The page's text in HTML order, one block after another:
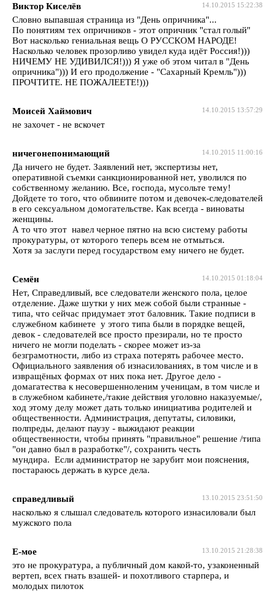
14.10.2015 15:22:38
Виктор Киселёв
Словно выпавшая страница из "День опричника"...
По понятиям тех опричников - этот опричник "стал голый"
Вот насколько гениальная вещь О РУССКОМ НАРОДЕ!
Насколько человек прозорливо увидел куда идёт Россия!)))
НИЧЕМУ НЕ УДИВИЛСЯ!))) Я уже об этом читал в "День
опричника"))) И его продолжение - "Сахарный Кремль")))
ПРОЧТИТЕ. НЕ ПОЖАЛЕЕТЕ!)))
14.10.2015 13:57:29
Моисей Хаймович
не захочет - не вскочет
14.10.2015 11:00:16
ничегонепонимающий
Да ничего не будет. Заявлений нет, экспертизы нет,
оперативной съемки санкционированной нет, уволился по
собственному желанию. Все, господа, мусольте тему!
Дойдете то того, что обвините потом и девочек-следователей
в его сексуальном домогательстве. Как всегда - виноваты
женщины.
А то что этот навел черное пятно на всю систему работы
прокуратуры, от которого теперь всем не отмыться.
Хотя за заслуги перед государством ему ничего не будет.
14.10.2015 01:18:04
Семён
Нет, Справедливый, все следователи женского пола, целое
отделение. Даже шутки у них меж собой были странные -
типа, что сейчас придумает этот баловник. Такие подписи в
служебном кабинете у этого типа были в порядке вещей,
девок - следователей все просто презирали, но те просто
ничего не могли поделать - скорее может из-за
безграмотности, либо из страха потерять рабочее место.
Официального заявления об изнасилованиях, в том числе и в
извращёных формах от них пока нет. Другое дело -
домагатества к несовершенноленим ученицам, в том числе и
в служебном кабинете,/такие действия уголовно наказуемые/,
ход этому делу может дать только инициатива родителей и
общественности. Администрация, депутаты, силовики,
полпреды, делают паузу - выжидают реакции
общественности, чтобы принять "правильное" решение /типа
"он давно был в разработке"/, сохранить честь
мундира. Если администратор не зарубит мои пояснения,
постараюсь держать в курсе дела.
13.10.2015 23:51:50
справедливый
насколько я слышал следователь которого изнасиловали был
мужского пола
13.10.2015 21:28:38
Е-мое
это не прокуратура, а публичный дом какой-то, узаконенный
вертеп, всех гнать взашей- и похотливого старпера, и
молодых пилоток